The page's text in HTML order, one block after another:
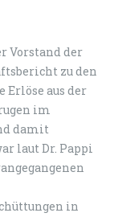
Vorstand der
zu den
Erlöse aus der
im
damit
laut Dr. Pappi
in